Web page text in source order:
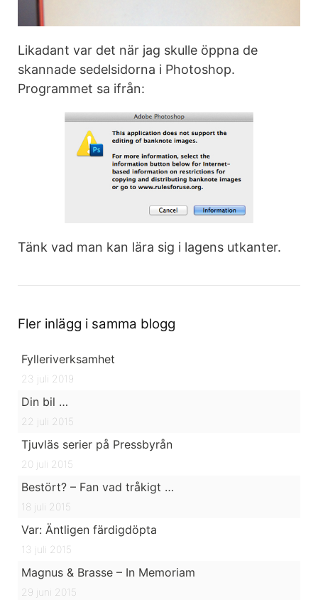
Likadant var det när jag skulle öppna de
skannade sedelsidorna i Photoshop.
Programmet sa ifrån:
Tänk vad man kan lära sig i lagens utkanter.
Fler inlägg i samma blogg
Fylleriverksamhet
23 juli 2019
Din bil …
22 juli 2015
Tjuvläs serier på Pressbyrån
20 juli 2015
Bestört? – Fan vad tråkigt …
18 juli 2015
Var: Äntligen färdigdöpta
13 juli 2015
Magnus & Brasse – In Memoriam
29 juni 2015